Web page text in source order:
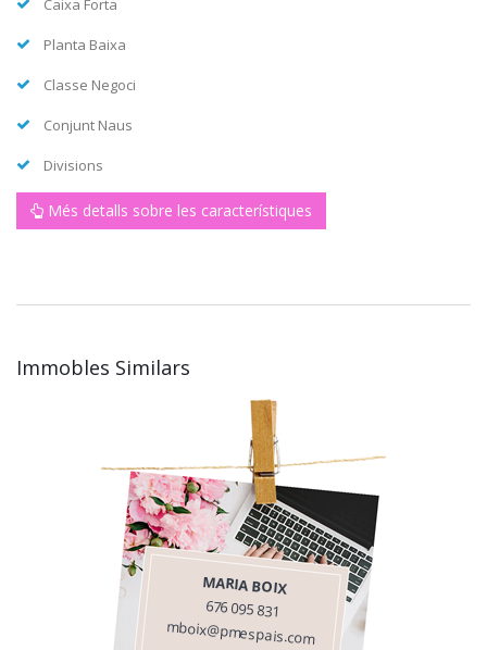
Caixa Forta
Planta Baixa
Classe Negoci
Conjunt Naus
Divisions
Més detalls sobre les característiques
Immobles Similars
MARIA BOIX
676 095 831
mboix@pmespais.com